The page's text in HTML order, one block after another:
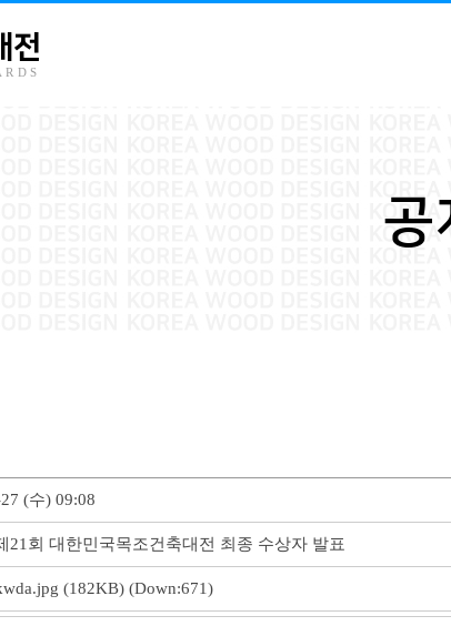
전
공
(수) 09:08
21회 대한민국목조건축대전 최종 수상자 발표
(182KB) (Down:671)